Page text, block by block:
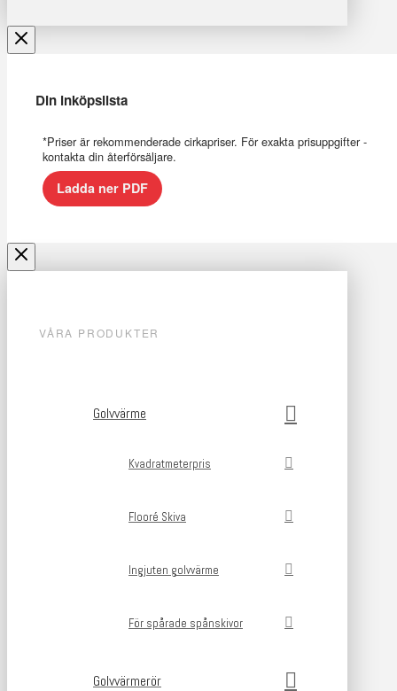
Din inköpslista
*Priser är rekommenderade cirkapriser. För exakta prisuppgifter -
kontakta din återförsäljare.
Ladda ner PDF
VÅRA PRODUKTER
Golvvärme
Kvadratmeterpris
Flooré Skiva
Ingjuten golvvärme
För spårade spånskivor
Golvvärmerör